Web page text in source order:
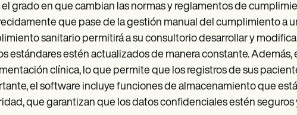
el grado en que cambian las normas y reglamentos de
que pase de la gestión manual del cumplimiento a
sanitario permitirá a su consultorio desarrollar y
estándares estén actualizados de manera constante.
clínica, lo que permite que los registros de sus
el software incluye funciones de almacenamiento que
que garantizan que los datos confidenciales estén seguros